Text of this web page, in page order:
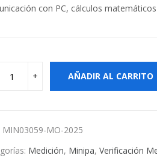
con PC, cálculos
AÑADIR AL CARRITO
MIN03059-MO-2025
Medición, Minipa, Verificación